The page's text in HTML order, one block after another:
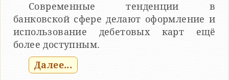
Современные тенденции в
банковской сфере делают оформление и
использование дебетовых карт ещё
более доступным.
Далее...